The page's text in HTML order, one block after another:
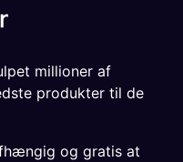
millioner af
produkter til de
og gratis at